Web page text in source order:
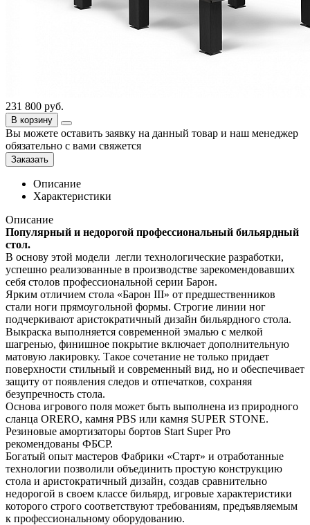
231 800 руб.
В корзину
Вы можете оставить заявку на данный товар и наш менеджер
обязательно с вами свяжется
Заказать
Описание
Характеристики
Описание
Популярный и недорогой профессиональный бильярдный
стол.
В основу этой модели легли технологические разработки,
успешно реализованные в производстве зарекомендовавших
себя столов профессиональной серии Барон.
Ярким отличием стола «Барон III» от предшественников
стали ноги прямоугольной формы. Строгие линии ног
подчеркивают аристократичный дизайн бильярдного стола.
Выкраска выполняется современной эмалью с мелкой
шагренью, финишное покрытие включает дополнительную
матовую лакировку. Такое сочетание не только придает
поверхности стильный и современный вид, но и обеспечивает
защиту от появления следов и отпечатков, сохраняя
безупречность стола.
Основа игрового поля может быть выполнена из природного
сланца ORERO, камня PBS или камня SUPER STONE.
Резиновые амортизаторы бортов Start Super Pro
рекомендованы ФБСР.
Богатый опыт мастеров Фабрики «Старт» и отработанные
технологии позволили объединить простую конструкцию
стола и аристократичный дизайн, создав сравнительно
недорогой в своем классе бильярд, игровые характеристики
которого строго соответствуют требованиям, предъявляемым
к профессиональному оборудованию.